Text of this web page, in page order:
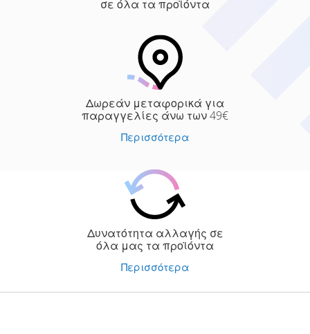
σε όλα τα προϊόντα
Δωρεάν μεταφορικά για
παραγγελίες άνω των 49€
Περισσότερα
Δυνατότητα αλλαγής σε
όλα μας τα προϊόντα
Περισσότερα